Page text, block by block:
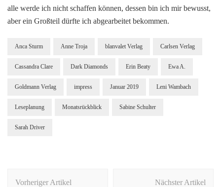
alle werde ich nicht schaffen können, dessen bin ich mir bewusst,
aber ein Großteil dürfte ich abgearbeitet bekommen.
Anca Sturm Anne Troja blanvalet Verlag Carlsen Verlag
Cassandra Clare Dark Diamonds Erin Beaty Ewa A.
Goldmann Verlag impress Januar 2019 Leni Wambach
Leseplanung Monatsrückblick Sabine Schulter
Sarah Driver
Vorheriger Artikel Nächster Artikel